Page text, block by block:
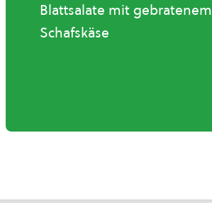
Blattsalate mit gebratenem
Schafskäse